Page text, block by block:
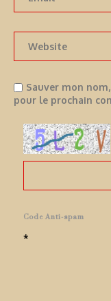
Sauver mon
pour le prochain
Code Anti-spam
*